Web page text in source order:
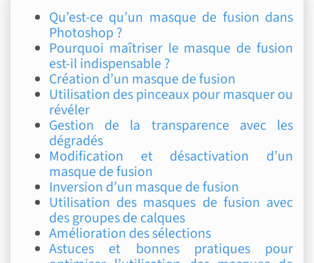
Qu’est-ce qu’un masque de fusion dans
Photoshop ?
Pourquoi maîtriser le masque de fusion
est-il indispensable ?
Création d’un masque de fusion
Utilisation des pinceaux pour masquer ou
révéler
Gestion de la transparence avec les
dégradés
Modification et désactivation d’un
masque de fusion
Inversion d’un masque de fusion
Utilisation des masques de fusion avec
des groupes de calques
Amélioration des sélections
Astuces et bonnes pratiques pour